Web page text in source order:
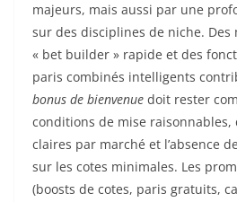
majeurs, mais aussi par une
sur des disciplines de niche. Des
« bet builder » rapide et des
paris combinés intelligents
bonus de bienvenue doit rester
conditions de mise
claires par marché et l’absence
sur les cotes minimales. Les
(boosts de cotes, paris gratuits,